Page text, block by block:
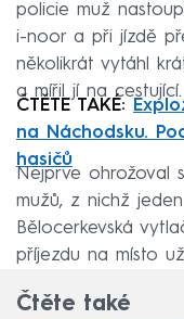
policie muž
i-noor a při jízdě
několikrát vytáhl
a mířil jí na cestující.
ČTĚTE TAKÉ:
na Náchodsku.
hasičů
Nejprve ohrožoval
mužů, z nichž
Bělocerkevská
příjezdu na místo
Čtěte také